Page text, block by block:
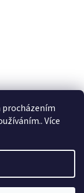
procházením
Více
na